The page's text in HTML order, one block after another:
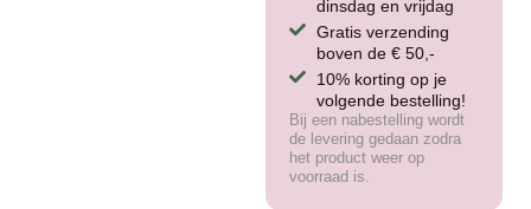
dinsdag en vrijdag
Gratis verzending
boven de € 50,-
10% korting op je
volgende bestelling!
Bij een nabestelling wordt
de levering gedaan zodra
het product weer op
voorraad is.